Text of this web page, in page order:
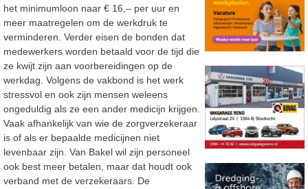
het minimumloon naar € 16,– per uur en
meer maatregelen om de werkdruk te
verminderen. Verder eisen de bonden dat
medewerkers worden betaald voor de tijd die
ze kwijt zijn aan voorbereidingen op de
werkdag. Volgens de vakbond is het werk
stressvol en ook zijn mensen weleens
ongeduldig als ze een ander medicijn krijgen.
Vaak afhankelijk van wie de zorgverzekeraar
is of als er bepaalde medicijnen niet
levenbaar zijn. Van Bakel wil zijn personeel
ook best meer betalen, maar dat houdt ook
verband met de verzekeraars. De